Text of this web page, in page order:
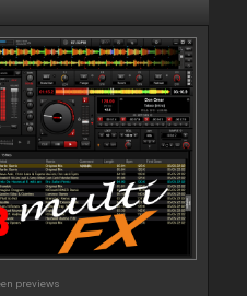
previews